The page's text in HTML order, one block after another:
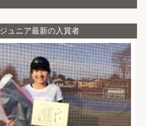
ジュニア最新の入賞者